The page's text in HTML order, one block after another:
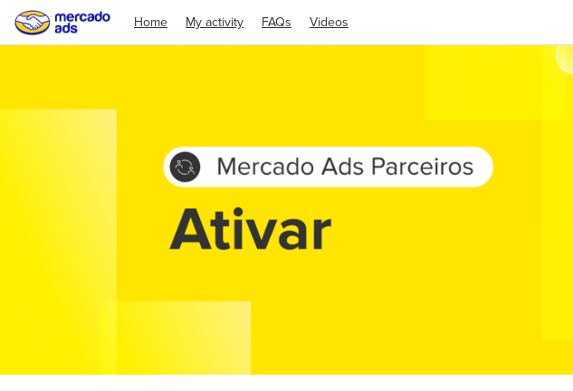
Home My activity FAQs Videos